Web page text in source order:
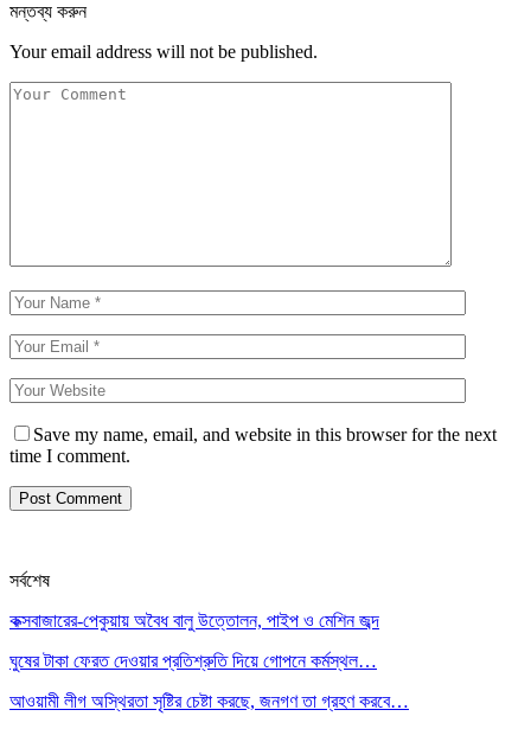
মন্তব্য করুন
Your email address will not be published.
Save my name, email, and website in this browser for the next
time I comment.
সর্বশেষ
কক্সবাজারের-পেকুয়ায় অবৈধ বালু উত্তোলন, পাইপ ও মেশিন জব্দ
ঘুষের টাকা ফেরত দেওয়ার প্রতিশ্রুতি দিয়ে গোপনে কর্মস্থল…
আওয়ামী লীগ অস্থিরতা সৃষ্টির চেষ্টা করছে, জনগণ তা গ্রহণ করবে…